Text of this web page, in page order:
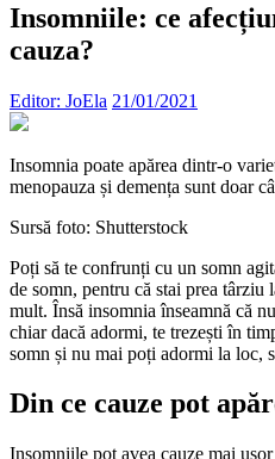
Insomniile: ce
cauza?
Editor: JoEla 21/01/2021
Insomnia poate apărea dintr-o
menopauza și demența sunt doar
Sursă foto: Shutterstock
Poți să te confrunți cu un somn
de somn, pentru că stai prea târziu
mult. Însă insomnia înseamnă că
chiar dacă adormi, te trezești în
somn și nu mai poți adormi la loc,
Din ce cauze pot
Insomniile pot avea cauze mai